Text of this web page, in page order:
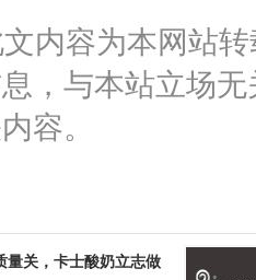
内容为本网站
，与本站立场
容。
量关，卡士酸奶立志做